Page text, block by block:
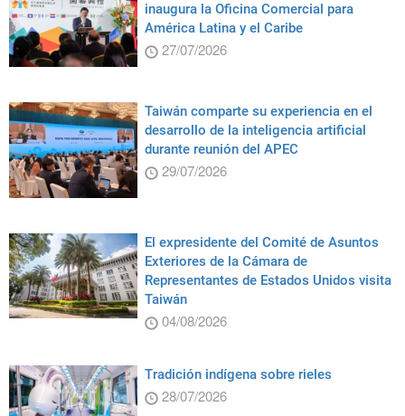
inaugura la Oficina Comercial para
América Latina y el Caribe
27/07/2026
Taiwán comparte su experiencia en el
desarrollo de la inteligencia artificial
durante reunión del APEC
29/07/2026
El expresidente del Comité de Asuntos
Exteriores de la Cámara de
Representantes de Estados Unidos visita
Taiwán
04/08/2026
Tradición indígena sobre rieles
28/07/2026